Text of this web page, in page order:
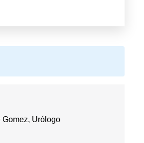
Gomez, Urólogo